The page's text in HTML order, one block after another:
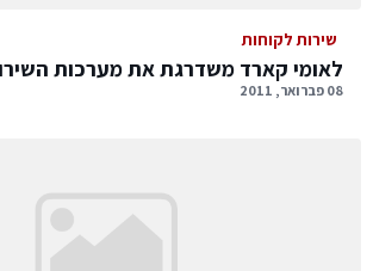
שירות לקוחות
לאומי קארד משדרגת את מערכות
08 פברואר, 2011